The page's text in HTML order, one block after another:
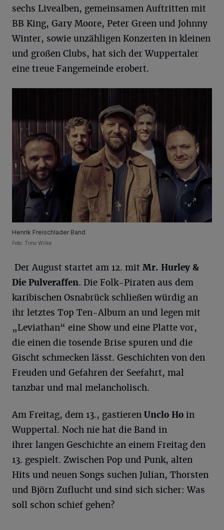
sechs Livealben, gemeinsamen Auftritten mit
BB King, Gary Moore, Peter Green und Johnny
Winter, sowie unzähligen Konzerten in kleinen
und großen Clubs, hat sich der Wuppertaler
eine treue Fangemeinde erobert.
Henrik Freischlader Band
Foto: Timo Wilke
Der August startet am 12. mit Mr. Hurley &
Die Pulveraffen. Die Folk-Piraten aus dem
karibischen Osnabrück schließen würdig an
ihr letztes Top Ten-Album an und legen mit
„Leviathan“ eine Show und eine Platte vor,
die einen die tosende Brise spuren und die
Gischt schmecken lässt. Geschichten von den
Freuden und Gefahren der Seefahrt, mal
tanzbar und mal melancholisch.
Am Freitag, dem 13., gastieren Unclo Ho in
Wuppertal. Noch nie hat die Band in
ihrer langen Geschichte an einem Freitag den
13. gespielt. Zwischen Pop und Punk, alten
Hits und neuen Songs suchen Julian, Thorsten
und Björn Zuflucht und sind sich sicher: Was
soll schon schief gehen?